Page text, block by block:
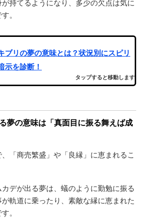
持てるようになり、多少の欠点は気に
。
ブリの夢の意味とは？状況別にスピリ
示を診断！
タップすると移動します
夢の意味は「真面目に振る舞えば成
「商売繁盛」や「良縁」に恵まれるこ
デが出る夢は、蟻のように勤勉に振る
軌道に乗ったり、素敵な縁に恵まれた
。